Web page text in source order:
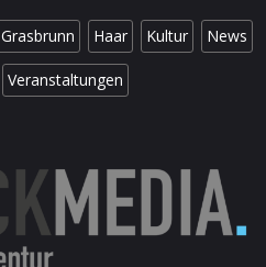
Grasbrunn Haar Kultur News
Veranstaltungen